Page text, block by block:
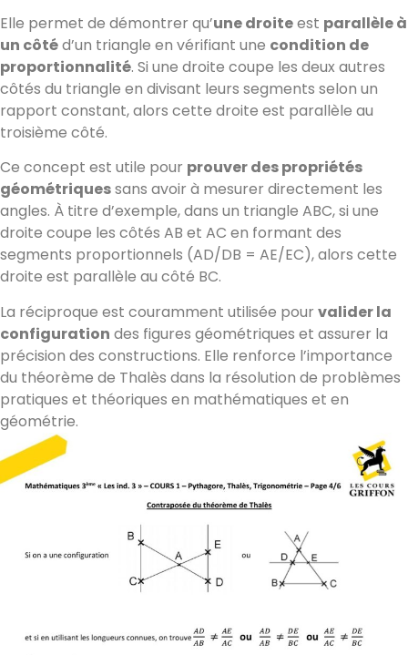
Elle permet de démontrer qu’une droiteest parallèle à
un côtéd’un triangle en vérifiant une condition de
proportionnalité. Si une droite coupe les deux autres
côtés du triangle en divisant leurs segments selon un
rapport constant, alors cette droite est parallèle au
troisième côté.
Ce concept est utile pour prouver des propriétés
géométriquessans avoir à mesurer directement les
angles. À titre d’exemple, dans un triangle ABC, si une
droite coupe les côtés AB et AC en formant des
segments proportionnels (AD/DB = AE/EC), alors cette
droite est parallèle au côté BC.
La réciproque est couramment utilisée pour valider la
configuration des figures géométriques et assurer la
précision des constructions. Elle renforce l’importance
du théorème de Thalès dans la résolution de problèmes
pratiques et théoriques en mathématiques et en
géométrie.